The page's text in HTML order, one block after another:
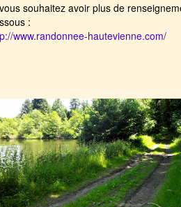
souhaitez avoir plus de
:
www.randonnee-hautevienne.com/